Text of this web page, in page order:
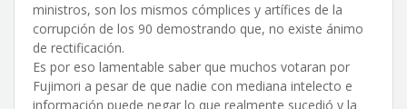
ministros, son los mismos cómplices y artífices de la
corrupción de los 90 demostrando que, no existe ánimo
de rectificación.
Es por eso lamentable saber que muchos votaran por
Fujimori a pesar de que nadie con mediana intelecto e
información puede negar lo que realmente sucedió y la